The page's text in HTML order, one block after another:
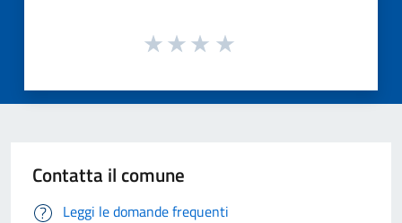
Contatta il comune
Leggi le domande frequenti